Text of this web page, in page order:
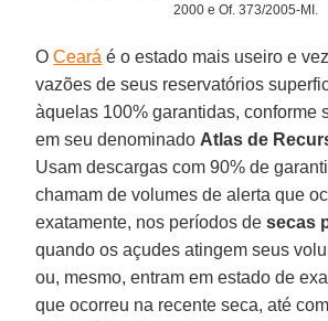
2000 e Of. 373/2005-MI.
OCeará é o estado mais useiro e
vazões de seus reservatórios
àquelas 100% garantidas, conforme
em seu denominado Atlas de
Usam descargas com 90% de
chamam de volumes de alerta que
exatamente, nos períodos desecas
quando os açudes atingem seus
ou, mesmo, entram em estado de
que ocorreu na recente seca, até